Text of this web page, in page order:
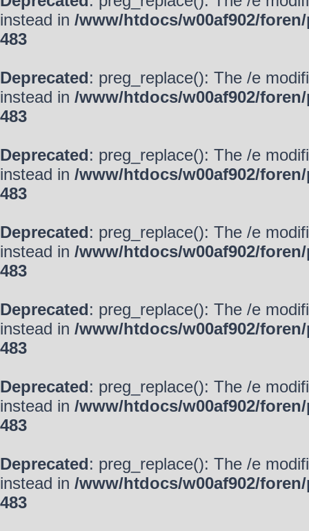
instead in /www/htdocs/w00af902/
483
Deprecated: preg_replace(): The /e
instead in /www/htdocs/w00af902/
483
Deprecated: preg_replace(): The /e
instead in /www/htdocs/w00af902/
483
Deprecated: preg_replace(): The /e
instead in /www/htdocs/w00af902/
483
Deprecated: preg_replace(): The /e
instead in /www/htdocs/w00af902/
483
Deprecated: preg_replace(): The /e
instead in /www/htdocs/w00af902/
483
Deprecated: preg_replace(): The /e
instead in /www/htdocs/w00af902/
483